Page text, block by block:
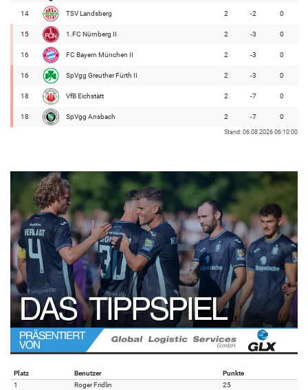
14 TSV Landsberg 2 -2 0
15 1.FC Nürnberg II 2 -3 0
16 FC Bayern München II 2 -3 0
16 SpVgg Greuther Fürth II 2 -3 0
18 VfB Eichstätt 2 -7 0
18 SpVgg Ansbach 2 -7 0
Stand: 06.08.2026 06:10:00
Platz Benutzer
Punkte
1
Roger Fridlin
25